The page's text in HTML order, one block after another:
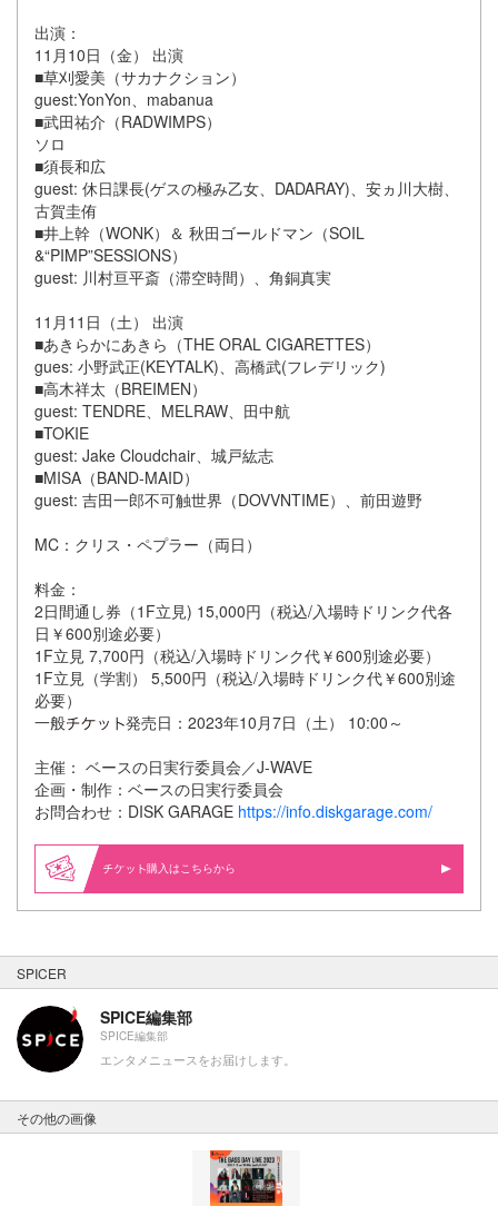
出演：
11月10日（金） 出演
■草刈愛美（サカナクション）
guest:YonYon、mabanua
■武田祐介（RADWIMPS）
ソロ
■須長和広
guest: 休日課長(ゲスの極み乙女、DADARAY)、安ヵ川大樹、
古賀圭侑
■井上幹（WONK）＆ 秋田ゴールドマン（SOIL
&“PIMP”SESSIONS）
guest: 川村亘平斎（滞空時間）、角銅真実
11月11日（土） 出演
■あきらかにあきら（THE ORAL CIGARETTES）
gues: 小野武正(KEYTALK)、高橋武(フレデリック)
■高木祥太（BREIMEN）
guest: TENDRE、 MELRAW 、田中航
■TOKIE
guest: Jake Cloudchair、城戸紘志
■MISA（BAND-MAID）
guest: 吉田一郎不可触世界（DOVVNTIME）、前田遊野
MC：クリス・ペプラー（両日）
料金：
2日間通し券（1F立見) 15,000円（税込/入場時ドリンク代各
日￥600別途必要）
1F立見 7,700円（税込/入場時ドリンク代￥600別途必要）
1F立見（学割） 5,500円（税込/入場時ドリンク代￥600別途
必要）
一般
発売日：2023年10月7日（土） 10:00～
主催： ベースの日実行委員会／J-WAVE
企画・制作：ベースの日実行委員会
お問合わせ：DISK GARAGE https://info.diskgarage.com/
購入はこちらから
SPICER
SPICE編集部
SPICE編集部
エンタメニュースをお届けします。
その他の画像